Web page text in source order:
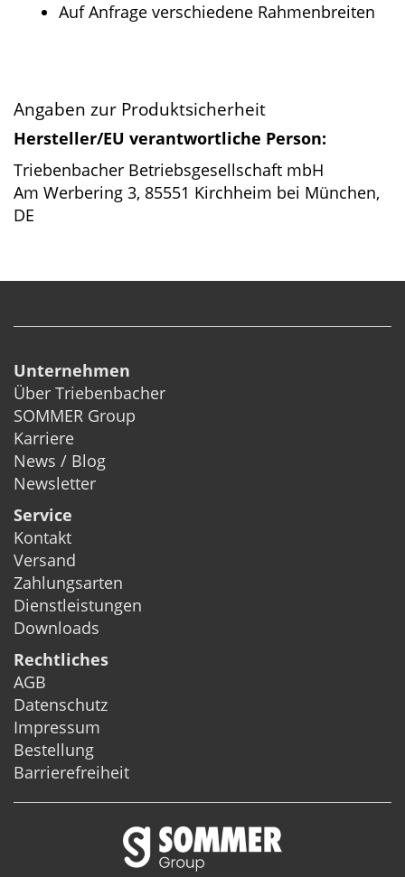
Auf Anfrage verschiedene Rahmenbreiten
Angaben zur Produktsicherheit
Hersteller/EU verantwortliche Person:
Triebenbacher Betriebsgesellschaft mbH
Am Werbering 3, 85551 Kirchheim bei München,
DE
Unternehmen
Über Triebenbacher
SOMMER Group
Karriere
News / Blog
Newsletter
Service
Kontakt
Versand
Zahlungsarten
Dienstleistungen
Downloads
Rechtliches
AGB
Datenschutz
Impressum
Bestellung
Barrierefreiheit